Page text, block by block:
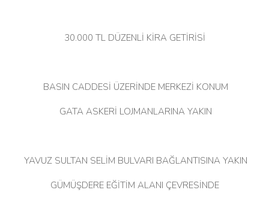
30.000 TL DÜZENLİ KİRA GETİRİSİ
BASIN CADDESİ ÜZERİNDE MERKEZİ KONUM
GATA ASKERİ LOJMANLARINA YAKIN
YAVUZ SULTAN SELİM BULVARI BAĞLANTISINA YAKIN
GÜMÜŞDERE EĞİTİM ALANI ÇEVRESİNDE